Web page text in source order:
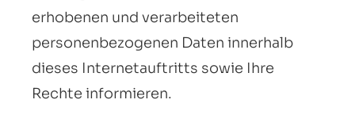
erhobenen und verarbeiteten
personenbezogenen Daten innerhalb
dieses Internetauftritts sowie Ihre
Rechte informieren.